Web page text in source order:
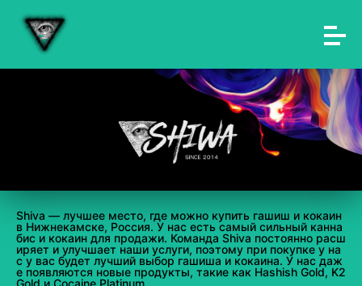
Shiva — лучшее место, где можно купить гашиш и кокаин
в Нижнекамске, Россия. У нас есть самый сильный канна
бис и кокаин для продажи. Команда Shiva постоянно расш
иряет и улучшает наши услуги, поэтому при покупке у на
с у вас будет лучший выбор гашиша и кокаина. У нас даж
е появляются новые продукты, такие как Hashish Gold, K2
Gold и Cocaine Platinum.